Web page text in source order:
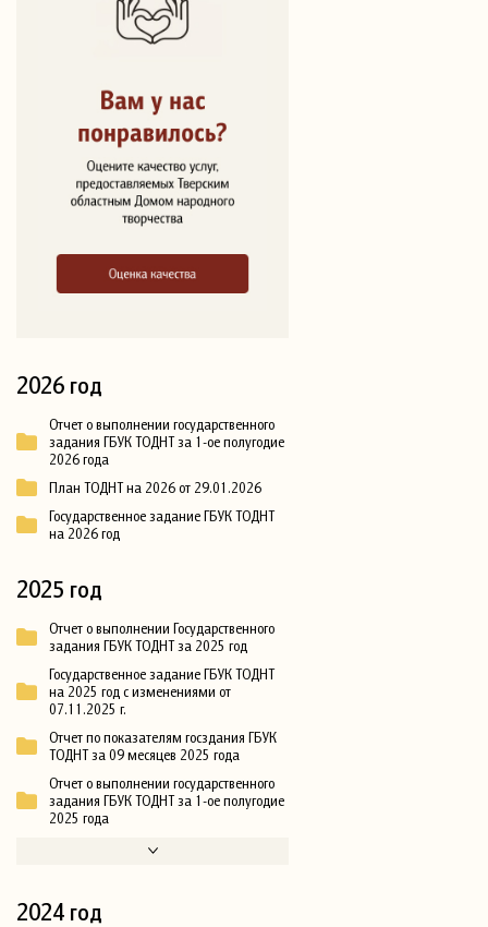
2026 год
Отчет о выполнении государственного
задания ГБУК ТОДНТ за 1-ое полугодие
2026 года
План ТОДНТ на 2026 от 29.01.2026
Государственное задание ГБУК ТОДНТ
на 2026 год
2025 год
Отчет о выполнении Государственного
задания ГБУК ТОДНТ за 2025 год
Государственное задание ГБУК ТОДНТ
на 2025 год с изменениями от
07.11.2025 г.
Отчет по показателям госздания ГБУК
ТОДНТ за 09 месяцев 2025 года
Отчет о выполнении государственного
задания ГБУК ТОДНТ за 1-ое полугодие
2025 года
2024 год